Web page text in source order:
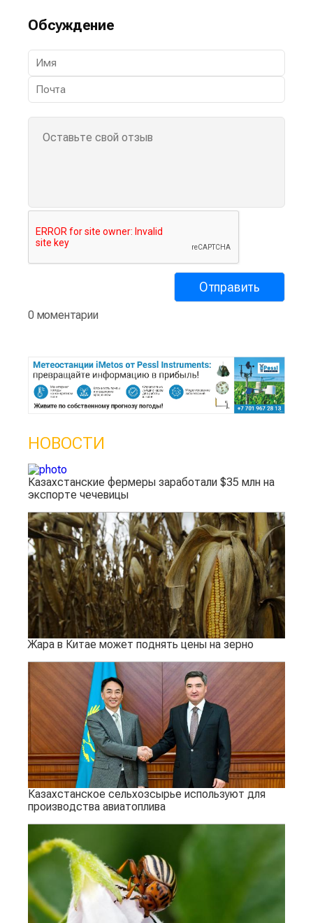
Обсуждение
0 моментарии
НОВОСТИ
Казахстанские фермеры заработали $35 млн на
экспорте чечевицы
Жара в Китае может поднять цены на зерно
Казахстанское сельхозсырье используют для
производства авиатоплива